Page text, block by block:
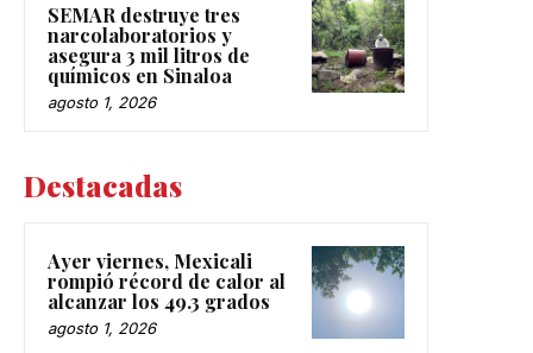
SEMAR destruye tres
narcolaboratorios y
asegura 3 mil litros de
químicos en Sinaloa
agosto 1, 2026
Destacadas
Ayer viernes, Mexicali
rompió récord de calor al
alcanzar los 49.3 grados
agosto 1, 2026